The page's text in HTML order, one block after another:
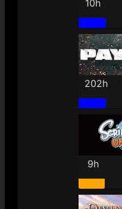
10h
202h
9h